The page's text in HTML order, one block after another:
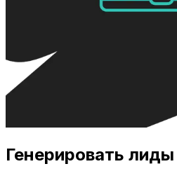
Генерировать лиды